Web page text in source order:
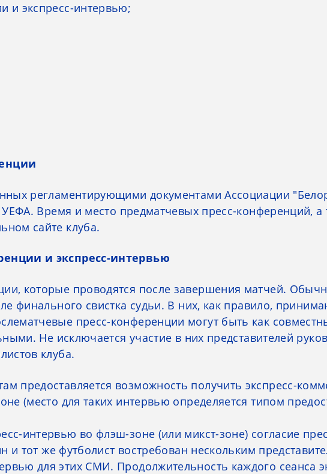
и экспресс-интервью;
регламентирующими документами Ассоциации
Время и место предматчевых пресс-конференций, а
сайте клуба.
и экспресс-интервью
которые проводятся после завершения матчей.
финального свистка судьи. В них, как правило,
пресс-конференции могут быть как
Не исключается участие в них представителей
клуба.
предоставляется возможность получить экспресс-
(место для таких интервью определяется типом
интервью во флэш-зоне (или микст-зоне) согласие
и тот же футболист востребован нескольким
для этих СМИ. Продолжительность каждого сеанса